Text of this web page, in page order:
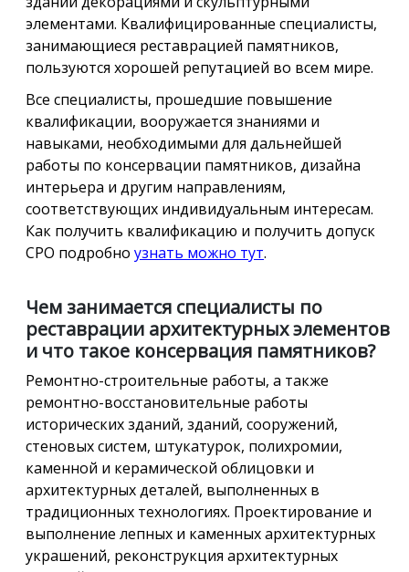
элементами. Квалифицированные специалисты,
занимающиеся реставрацией памятников,
пользуются хорошей репутацией во всем мире.
Все специалисты, прошедшие повышение
квалификации, вооружается знаниями и
навыками, необходимыми для дальнейшей
работы по консервации памятников, дизайна
интерьера и другим направлениям,
соответствующих индивидуальным интересам.
Как получить квалификацию и получить допуск
СРО подробно узнать можно тут.
Чем занимается специалисты по
реставрации архитектурных элементов
и что такое консервация памятников?
Ремонтно-строительные работы, а также
ремонтно-восстановительные работы
исторических зданий, зданий, сооружений,
стеновых систем, штукатурок, полихромии,
каменной и керамической облицовки и
архитектурных деталей, выполненных в
традиционных технологиях. Проектирование и
выполнение лепных и каменных архитектурных
украшений, реконструкция архитектурных